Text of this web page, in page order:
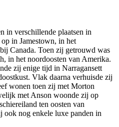
in verschillende plaatsen in
in Jamestown, in het
Canada. Toen zij getrouwd was
in het noordoosten van Amerika.
zij enige tijd in Narragansett
Vlak daarna verhuisde zij
wonen toen zij met Morton
met Anson woonde zij op
ten oosten van
ook nog enkele luxe panden in